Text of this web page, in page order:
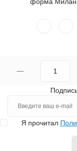
Я прочитал